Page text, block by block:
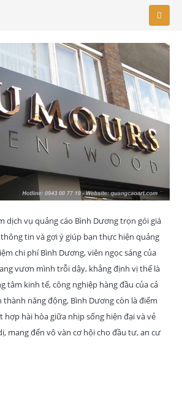
dịch vụ quảng cáo Bình Dương trọn gói giá
tin và gợi ý giúp bạn thực hiện quảng
chi phí Bình Dương, viên ngọc sáng của
vươn mình trỗi dậy, khẳng định vị thế là
tâm kinh tế, công nghiệp hàng đầu của cả
năng động, Bình Dương còn là điểm
hợp hài hòa giữa nhịp sống hiện đại và vẻ
mang đến vô vàn cơ hội cho đầu tư, an cư